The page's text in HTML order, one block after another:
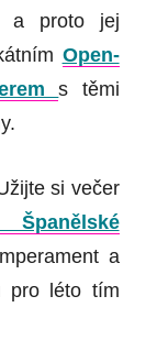
a proto jej
Open-
s těmi
si večer
a
pro léto tím